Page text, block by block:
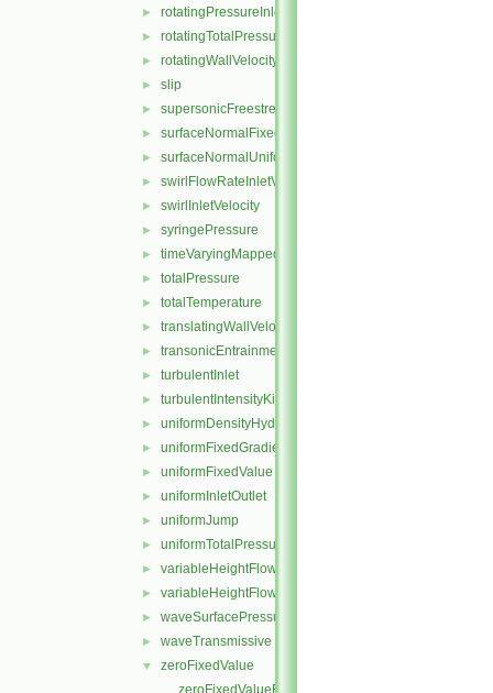
► rotatingPressureInletOutletVelocity
► rotatingTotalPressure
► rotatingWallVelocity
► slip
► supersonicFreestream
► surfaceNormalFixedValue
► surfaceNormalUniformFixedValue
► swirlFlowRateInletVelocity
► swirlInletVelocity
► syringePressure
► timeVaryingMappedFixedValue
► totalPressure
► totalTemperature
► translatingWallVelocity
► transonicEntrainmentPressure
► turbulentInlet
► turbulentIntensityKineticEnergyInlet
► uniformDensityHydrostaticPressure
► uniformFixedGradient
► uniformFixedValue
► uniformInletOutlet
► uniformJump
► uniformTotalPressure
► variableHeightFlowRate
► variableHeightFlowRateInletVelocity
► waveSurfacePressure
► waveTransmissive
▼
zeroFixedValue
zeroFixedValueFvPatchField.C